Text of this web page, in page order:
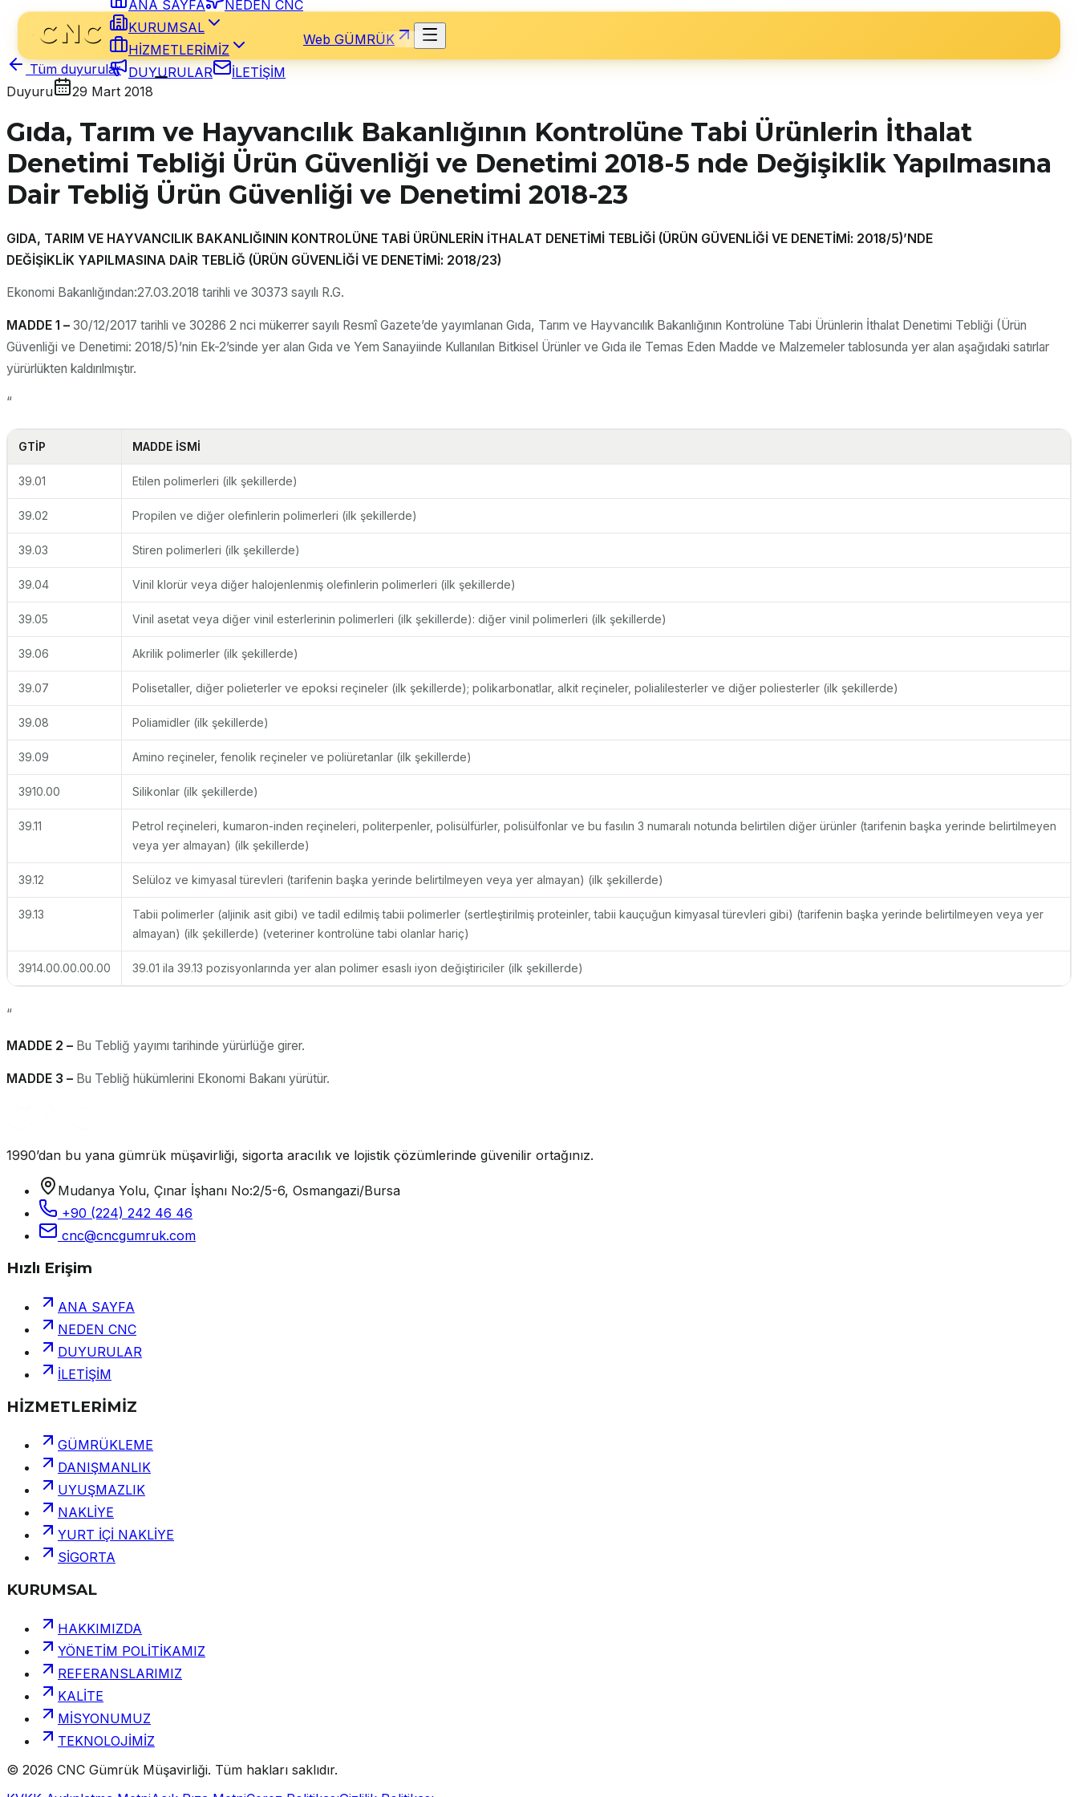
ANA SAYFA
NEDEN CNC
KURUMSAL
HİZMETLERİMİZ
DUYURULAR
İLETİŞİM
Web GÜMRÜK
Tüm duyurular
Duyuru
29 Mart 2018
Gıda, Tarım ve Hayvancılık Bakanlığının Kontrolüne Tabi Ürünlerin İthalat
Denetimi Tebliği Ürün Güvenliği ve Denetimi 2018-5 nde Değişiklik Yapılmasına
Dair Tebliğ Ürün Güvenliği ve Denetimi 2018-23
GIDA, TARIM VE HAYVANCILIK BAKANLIĞININ KONTROLÜNE TABİ ÜRÜNLERİN İTHALAT DENETİMİ TEBLİĞİ (ÜRÜN GÜVENLİĞİ VE DENETİMİ: 2018/5)’NDE
DEĞİŞİKLİK YAPILMASINA DAİR TEBLİĞ (ÜRÜN GÜVENLİĞİ VE DENETİMİ: 2018/23)
Ekonomi Bakanlığından:27.03.2018 tarihli ve 30373 sayılı R.G.
MADDE 1 – 30/12/2017 tarihli ve 30286 2 nci mükerrer sayılı Resmî Gazete’de yayımlanan Gıda, Tarım ve Hayvancılık Bakanlığının Kontrolüne Tabi Ürünlerin İthalat Denetimi Tebliği (Ürün
Güvenliği ve Denetimi: 2018/5)’nin Ek-2’sinde yer alan Gıda ve Yem Sanayiinde Kullanılan Bitkisel Ürünler ve Gıda ile Temas Eden Madde ve Malzemeler tablosunda yer alan aşağıdaki satırlar
yürürlükten kaldırılmıştır.
“
GTİP MADDE İSMİ
39.01 Etilen polimerleri (ilk şekillerde)
39.02 Propilen ve diğer olefinlerin polimerleri (ilk şekillerde)
39.03 Stiren polimerleri (ilk şekillerde)
39.04 Vinil klorür veya diğer halojenlenmiş olefinlerin polimerleri (ilk şekillerde)
39.05 Vinil asetat veya diğer vinil esterlerinin polimerleri (ilk şekillerde): diğer vinil polimerleri (ilk şekillerde)
39.06 Akrilik polimerler (ilk şekillerde)
39.07 Polisetaller, diğer polieterler ve epoksi reçineler (ilk şekillerde); polikarbonatlar, alkit reçineler, polialilesterler ve diğer poliesterler (ilk şekillerde)
39.08 Poliamidler (ilk şekillerde)
39.09 Amino reçineler, fenolik reçineler ve poliüretanlar (ilk şekillerde)
3910.00 Silikonlar (ilk şekillerde)
39.11
Petrol reçineleri, kumaron-inden reçineleri, politerpenler, polisülfürler, polisülfonlar ve bu fasılın 3 numaralı notunda belirtilen diğer ürünler (tarifenin başka yerinde belirtilmeyen
veya yer almayan) (ilk şekillerde)
39.12 Selüloz ve kimyasal türevleri (tarifenin başka yerinde belirtilmeyen veya yer almayan) (ilk şekillerde)
39.13
Tabii polimerler (aljinik asit gibi) ve tadil edilmiş tabii polimerler (sertleştirilmiş proteinler, tabii kauçuğun kimyasal türevleri gibi) (tarifenin başka yerinde belirtilmeyen veya yer
almayan) (ilk şekillerde) (veteriner kontrolüne tabi olanlar hariç)
3914.00.00.00.00 39.01 ila 39.13 pozisyonlarında yer alan polimer esaslı iyon değiştiriciler (ilk şekillerde)
“
MADDE 2 – Bu Tebliğ yayımı tarihinde yürürlüğe girer.
MADDE 3 – Bu Tebliğ hükümlerini Ekonomi Bakanı yürütür.
1990’dan bu yana gümrük müşavirliği, sigorta aracılık ve lojistik çözümlerinde güvenilir ortağınız.
Mudanya Yolu, Çınar İşhanı No:2/5-6, Osmangazi/Bursa
+90 (224) 242 46 46
cnc@cncgumruk.com
Hızlı Erişim
ANA SAYFA
NEDEN CNC
DUYURULAR
İLETİŞİM
HİZMETLERİMİZ
GÜMRÜKLEME
DANIŞMANLIK
UYUŞMAZLIK
NAKLİYE
YURT İÇİ NAKLİYE
SİGORTA
KURUMSAL
HAKKIMIZDA
YÖNETİM POLİTİKAMIZ
REFERANSLARIMIZ
KALİTE
MİSYONUMUZ
TEKNOLOJİMİZ
© 2026 CNC Gümrük Müşavirliği. Tüm hakları saklıdır.